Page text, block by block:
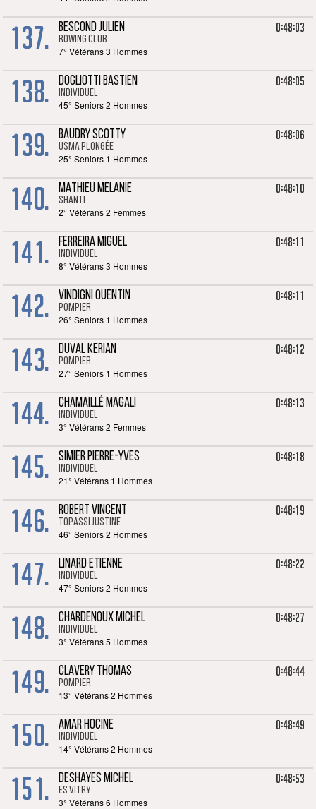
137. BESCOND JULIEN
ROWING CLUB
7° Vétérans 3 Hommes
0:48:03
138. DOGLIOTTI BASTIEN
Individuel
45° Seniors 2 Hommes
0:48:05
139. BAUDRY SCOTTY
USMA Plongée
25° Seniors 1 Hommes
0:48:06
140. MATHIEU MELANIE
Shanti
2° Vétérans 2 Femmes
0:48:10
141. FERREIRA MIGUEL
Individuel
8° Vétérans 3 Hommes
0:48:11
142. VINDIGNI QUENTIN
POMPIER
26° Seniors 1 Hommes
0:48:11
143. DUVAL KERIAN
POMPIER
27° Seniors 1 Hommes
0:48:12
144. CHAMAILLÉ MAGALI
Individuel
3° Vétérans 2 Femmes
0:48:13
145. SIMIER PIERRE-YVES
Individuel
21° Vétérans 1 Hommes
0:48:18
146. ROBERT VINCENT
TOPASSI Justine
46° Seniors 2 Hommes
0:48:19
147. LINARD ETIENNE
Individuel
47° Seniors 2 Hommes
0:48:22
148. CHARDENOUX MICHEL
Individuel
3° Vétérans 5 Hommes
0:48:27
149. CLAVERY THOMAS
POMPIER
13° Vétérans 2 Hommes
0:48:44
150. AMAR HOCINE
Individuel
14° Vétérans 2 Hommes
0:48:49
151. DESHAYES MICHEL
ES VITRY
3° Vétérans 6 Hommes
0:48:53